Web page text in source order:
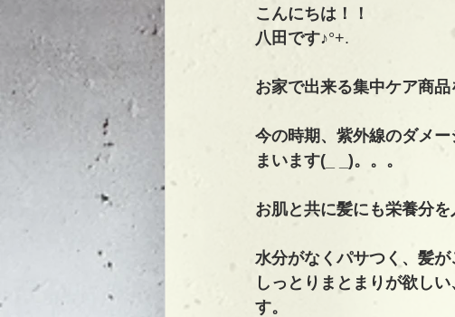
こんにちは！！
八田です♪°+.
お家で出来る集中ケア商
今の時期、紫外線のダメ
まいます(_ _)。。。
お肌と共に髪にも栄養分
水分がなくパサつく、髪が
しっとりまとまりが欲し
す。